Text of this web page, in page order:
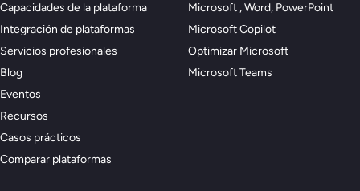
Capacidades de la plataforma
Integración de plataformas
Servicios profesionales
Blog
Eventos
Recursos
Casos prácticos
Comparar plataformas
Microsoft , Word, PowerPoint
Microsoft Copilot
Optimizar Microsoft
Microsoft Teams